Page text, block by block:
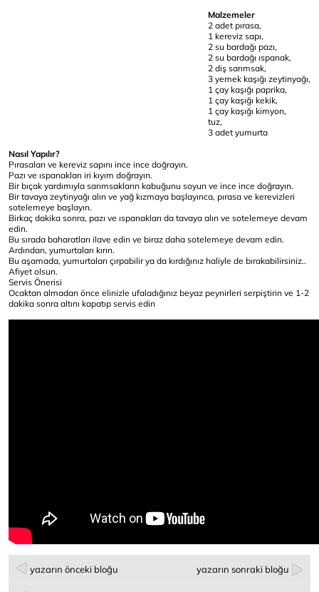
Malzemeler
2 adet pırasa,
1 kereviz sapı,
2 su bardağı pazı,
2 su bardağı ıspanak,
2 diş sarımsak,
3 yemek kaşığı zeytinyağı,
1 çay kaşığı paprika,
1 çay kaşığı kekik,
1 çay kaşığı kimyon,
tuz,
3 adet yumurta
Nasıl Yapılır?
Pırasaları ve kereviz sapını ince ince doğrayın.
Pazı ve ıspanakları iri kıyım doğrayın.
Bir bıçak yardımıyla sarımsakların kabuğunu soyun ve ince ince doğrayın.
Bir tavaya zeytinyağı alın ve yağ kızmaya başlayınca, pırasa ve kerevizleri
sotelemeye başlayın.
Birkaç dakika sonra, pazı ve ıspanakları da tavaya alın ve sotelemeye devam
edin.
Bu sırada baharatları ilave edin ve biraz daha sotelemeye devam edin.
Ardından, yumurtaları kırın.
Bu aşamada, yumurtaları çırpabilir ya da kırdığınız haliyle de bırakabilirsiniz..
Afiyet olsun.
Servis Önerisi
Ocaktan almadan önce elinizle ufaladığınız beyaz peynirleri serpiştirin ve 1-2
dakika sonra altını kapatıp servis edin
yazarın önceki bloğu yazarın sonraki bloğu